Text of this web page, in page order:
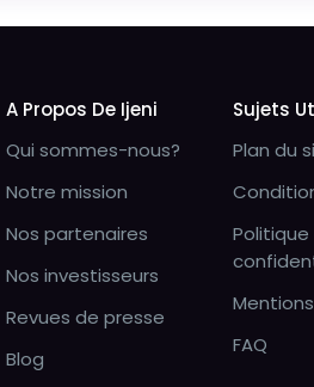
A Propos De Ijeni
Qui sommes-nous?
Notre mission
Nos partenaires
Nos investisseurs
Revues de presse
Blog
Sujets
Plan du
Politique
FAQ